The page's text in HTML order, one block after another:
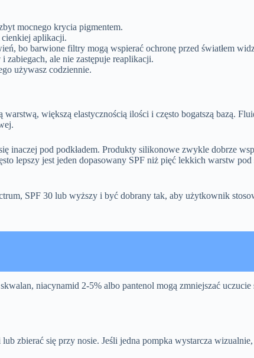
mocnego krycia pigmentem.
cienkiej aplikacji.
bo barwione filtry mogą wspierać ochronę przed światłem
zabiegach, ale nie zastępuje reaplikacji.
używasz codziennie.
większą elastycznością ilości i często bogatszą bazą.
pod podkładem. Produkty silikonowe zwykle dobrze
lepszy jest jeden dopasowany SPF niż pięć lekkich warstw
SPF 30 lub wyższy i być dobrany tak, aby użytkownik
niacynamid 2-5% albo pantenol mogą zmniejszać uczucie
zbierać się przy nosie. Jeśli jedna pompka wystarcza